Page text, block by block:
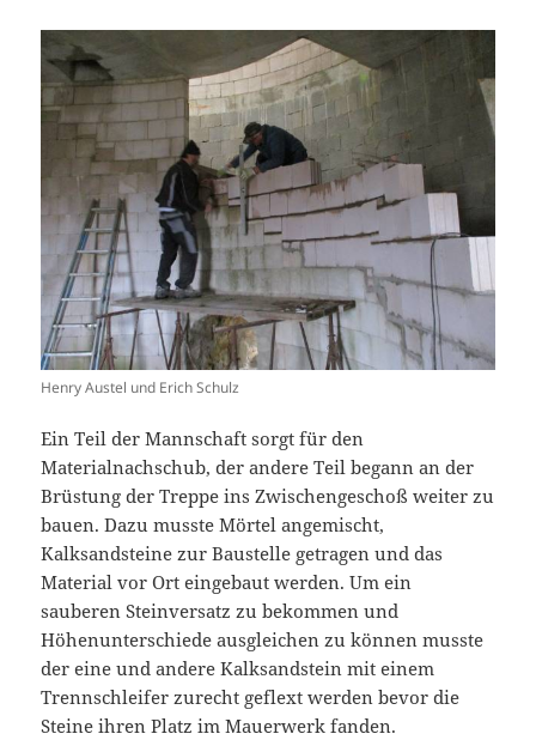
Henry Austel und Erich Schulz
Ein Teil der Mannschaft sorgt für den
Materialnachschub, der andere Teil begann an der
Brüstung der Treppe ins Zwischengeschoß weiter zu
bauen. Dazu musste Mörtel angemischt,
Kalksandsteine zur Baustelle getragen und das
Material vor Ort eingebaut werden. Um ein
sauberen Steinversatz zu bekommen und
Höhenunterschiede ausgleichen zu können musste
der eine und andere Kalksandstein mit einem
Trennschleifer zurecht geflext werden bevor die
Steine ihren Platz im Mauerwerk fanden.